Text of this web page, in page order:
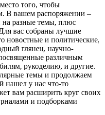
того, чтобы
В вашем распоряжении –
на разные темы, плюс
вас собраны лучшие
новостные и политические,
глянец, научно-
различным
рукоделию, и другие.
темы и продолжаем
нашел у нас что-то
вам расширить круг своих
и подборками